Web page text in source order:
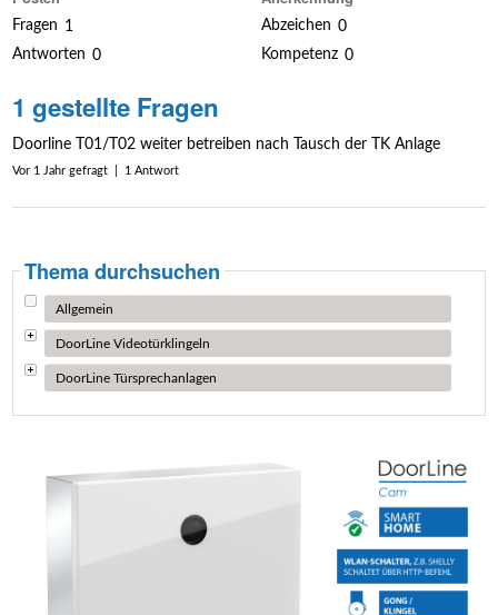
Fragen 1
Antworten 0
Abzeichen 0
Kompetenz 0
1 gestellte Fragen
Doorline T01/T02 weiter betreiben nach Tausch der TK Anlage
Vor 1 Jahr gefragt | 1 Antwort
Thema durchsuchen
Allgemein
DoorLine Videotürklingeln
DoorLine Türsprechanlagen